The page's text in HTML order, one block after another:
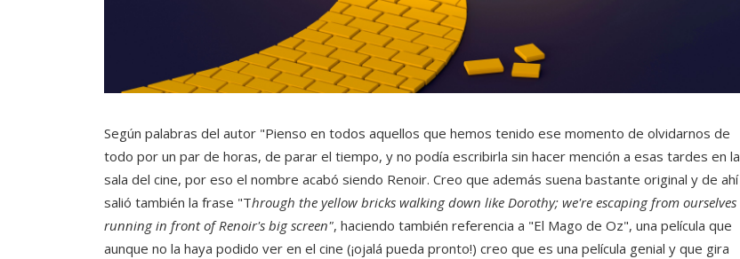
Según palabras del autor "Pienso en todos aquellos que hemos tenido ese momento de olvidarnos de
todo por un par de horas, de parar el tiempo, y no podía escribirla sin hacer mención a esas tardes en la
sala del cine, por eso el nombre acabó siendo Renoir. Creo que además suena bastante original y de ahí
salió también la frase "Through the yellow bricks walking down like Dorothy; we're escaping from ourselves
running in front of Renoir's big screen", haciendo también referencia a "El Mago de Oz", una película que
aunque no la haya podido ver en el cine (¡ojalá pueda pronto!) creo que es una película genial y que gira